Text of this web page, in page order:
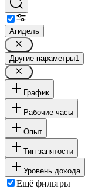
Агидель
Другие параметры1
График
Рабочие часы
Опыт
Тип занятости
Уровень дохода
Ещё фильтры